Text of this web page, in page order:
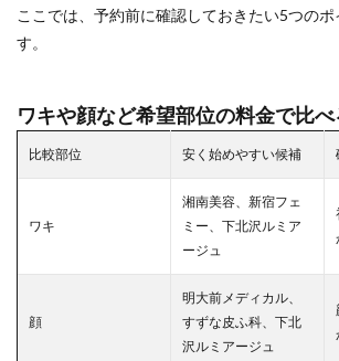
ここでは、予約前に確認しておきたい5つのポ
す。
ワキや顔など希望部位の料金で比べ
比較部位 安く始めやすい候補
ワキ
湘南美容、新宿フェ
ミー、下北沢ルミア
ージュ
顔
明大前メディカル、
すずな皮ふ科、下北
沢ルミアージュ